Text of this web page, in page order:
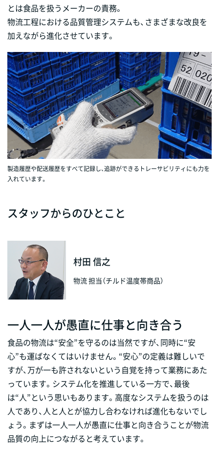
製造履歴や配送履歴をすべて記録し、追跡ができるトレーサビリティにも力を
入れています。
とは食品を扱うメーカーの責務。
物流工程における品質管理システムも、さまざまな改良を
加えながら進化させています。
スタッフからのひとこと
一人一人が愚直に仕事と向き合う
村田 信之
物流 担当（チルド温度帯商品）
食品の物流は“安全”を守るのは当然ですが、同時に“安
心”も運ばなくてはいけません。“安心”の定義は難しいで
すが、万が一も許されないという自覚を持って業務にあた
っています。システム化を推進している一方で、最後
は“人”という思いもあります。高度なシステムを扱うのは
人であり、人と人とが協力し合わなければ進化もないでし
ょう。まずは一人一人が愚直に仕事と向き合うことが物流
品質の向上につながると考えています。